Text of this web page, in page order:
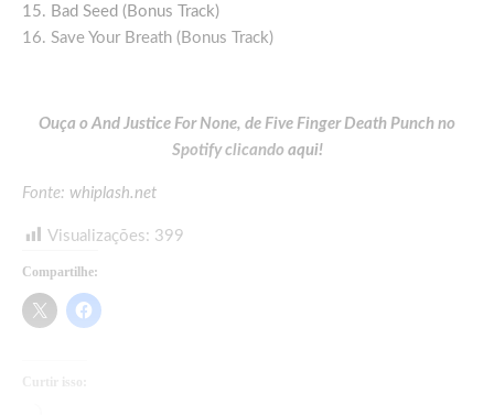
15. Bad Seed (Bonus Track)
16. Save Your Breath (Bonus Track)
Ouça o And Justice For None, de Five Finger Death Punch no
Spotify clicando aqui!
Fonte: whiplash.net
Visualizações: 399
Compartilhe:
Curtir isso: